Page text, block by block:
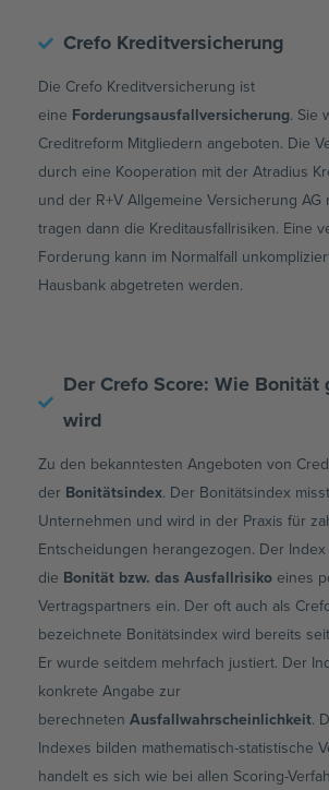
Crefo Kreditversicherung
Die Crefo Kreditversicherung ist
eine Forderungsausfallversicherung. Sie
Creditreform Mitgliedern angeboten. Die
durch eine Kooperation mit der Atradius
und der R+V Allgemeine Versicherung AG
tragen dann die Kreditausfallrisiken. Eine
Forderung kann im Normalfall
Hausbank abgetreten werden.
Der Crefo Score: Wie Bonität
wird
Zu den bekanntesten Angeboten von
der Bonitätsindex. Der Bonitätsindex
Unternehmen und wird in der Praxis für
Entscheidungen herangezogen. Der
die Bonität bzw. das Ausfallrisiko eines
Vertragspartners ein. Der oft auch als
bezeichnete Bonitätsindex wird bereits
Er wurde seitdem mehrfach justiert. Der
konkrete Angabe zur
berechnetenAusfallwahrscheinlichkeit.
Indexes bilden mathematisch-statistische
handelt es sich wie bei allen Scoring-